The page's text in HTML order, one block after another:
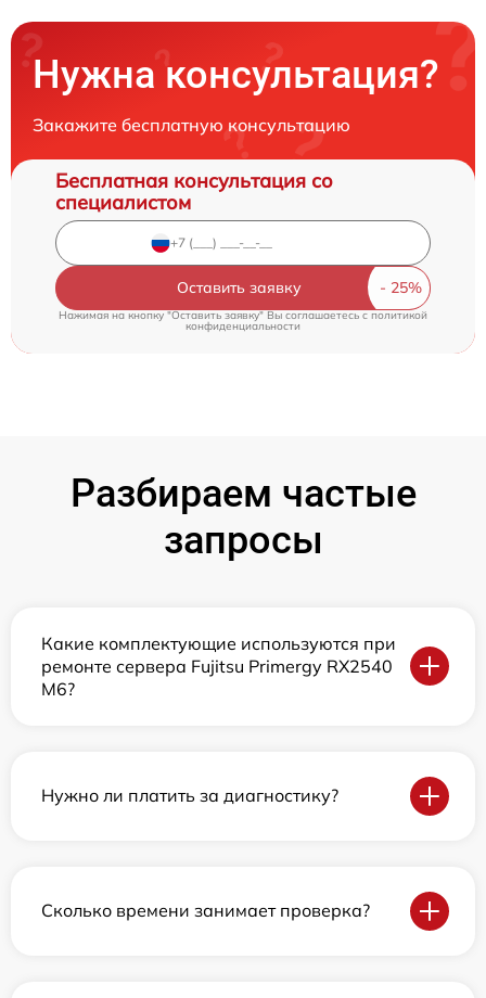
Нужна консультация?
Закажите бесплатную консультацию
Бесплатная консультация со
специалистом
Оставить заявку
Нажимая на кнопку "Оставить заявку" Вы соглашаетесь cполитикой
конфиденциальности
Разбираем частые
запросы
Какие комплектующие используются при
ремонте сервера Fujitsu Primergy RX2540
M6?
Нужно ли платить за диагностику?
Сколько времени занимает проверка?